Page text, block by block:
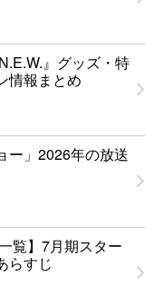
』グッズ・特
情報まとめ
ー」2026年の放送
覧】7月期スター
らすじ